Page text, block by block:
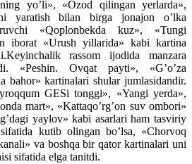
yo’li», «Ozod qilingan yerlarda»,
yaratish bilan birga jonajon o’lka
«Qoplonbekda kuz», «Tungi
iborat «Urush yillarida» kabi kartina
rassom ijodida manzara
«Peshin. Ovqat payti», «G’o’za
bahor» kartinalari shular jumlasidandir.
GESi tonggi», «Yangi yerda»,
mart», «Kattaqo’rg’on suv ombori»
yaylov» kabi asarlari ham tasviriy
kutib olingan bo’lsa, «Chorvoq
va boshqa bir qator kartinalari uni
sifatida elga tanitdi.